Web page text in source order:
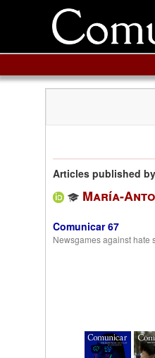
Articles published
María-
Comunicar 67
Newsgames against hate